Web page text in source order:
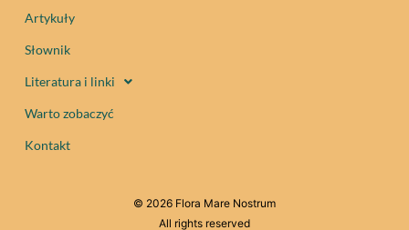
Artykuły
Słownik
Literatura i linki
Warto zobaczyć
Kontakt
© 2026 Flora Mare Nostrum
All rights reserved